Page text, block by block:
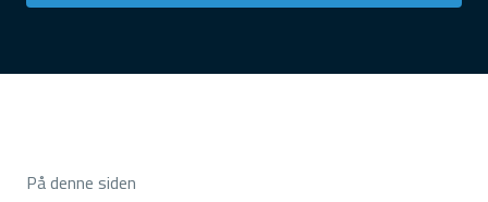
På denne siden